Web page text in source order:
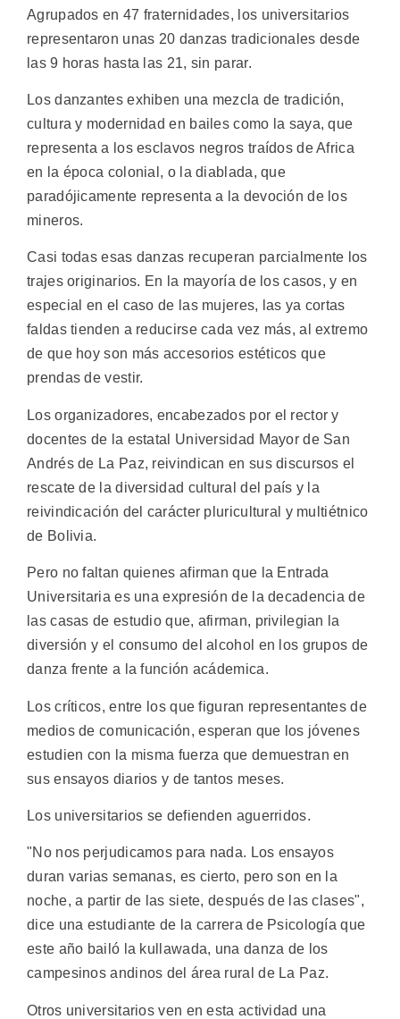
Agrupados en 47 fraternidades, los universitarios
representaron unas 20 danzas tradicionales desde
las 9 horas hasta las 21, sin parar.
Los danzantes exhiben una mezcla de tradición,
cultura y modernidad en bailes como la saya, que
representa a los esclavos negros traídos de Africa
en la época colonial, o la diablada, que
paradójicamente representa a la devoción de los
mineros.
Casi todas esas danzas recuperan parcialmente los
trajes originarios. En la mayoría de los casos, y en
especial en el caso de las mujeres, las ya cortas
faldas tienden a reducirse cada vez más, al extremo
de que hoy son más accesorios estéticos que
prendas de vestir.
Los organizadores, encabezados por el rector y
docentes de la estatal Universidad Mayor de San
Andrés de La Paz, reivindican en sus discursos el
rescate de la diversidad cultural del país y la
reivindicación del carácter pluricultural y multiétnico
de Bolivia.
Pero no faltan quienes afirman que la Entrada
Universitaria es una expresión de la decadencia de
las casas de estudio que, afirman, privilegian la
diversión y el consumo del alcohol en los grupos de
danza frente a la función acádemica.
Los críticos, entre los que figuran representantes de
medios de comunicación, esperan que los jóvenes
estudien con la misma fuerza que demuestran en
sus ensayos diarios y de tantos meses.
Los universitarios se defienden aguerridos.
"No nos perjudicamos para nada. Los ensayos
duran varias semanas, es cierto, pero son en la
noche, a partir de las siete, después de las clases",
dice una estudiante de la carrera de Psicología que
este año bailó la kullawada, una danza de los
campesinos andinos del área rural de La Paz.
Otros universitarios ven en esta actividad una